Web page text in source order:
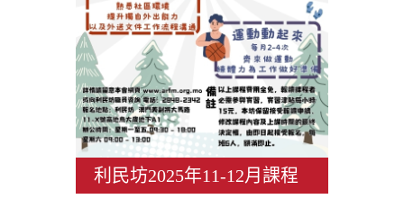
利民坊2025年11-12月課程